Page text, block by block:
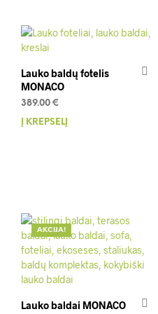
Lauko baldų fotelis
MONACO
389.00 €
Į KREPŠELĮ
AKCIJA!
Lauko baldai MONACO